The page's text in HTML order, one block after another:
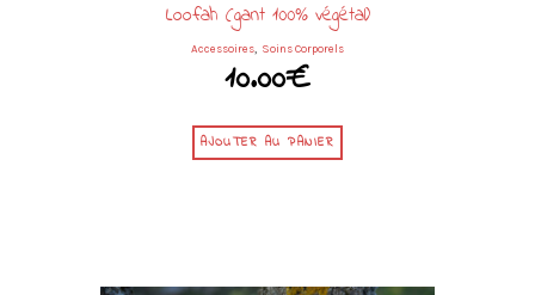
Loofah (gant 100% végétal)
Accessoires, Soins Corporels
10.00€
AJOUTER AU PANIER